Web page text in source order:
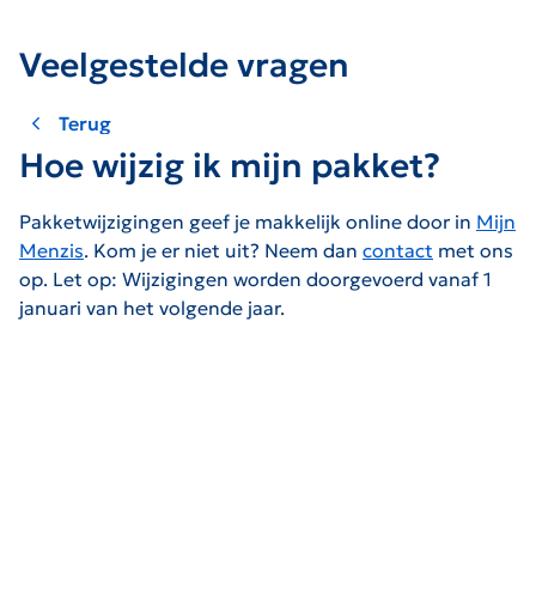
Veelgestelde vragen
Terug
Hoe wijzig ik mijn pakket?
Pakketwijzigingen geef je makkelijk online door in Mijn
Menzis. Kom je er niet uit? Neem dan contact met ons
op. Let op: Wijzigingen worden doorgevoerd vanaf 1
januari van het volgende jaar.